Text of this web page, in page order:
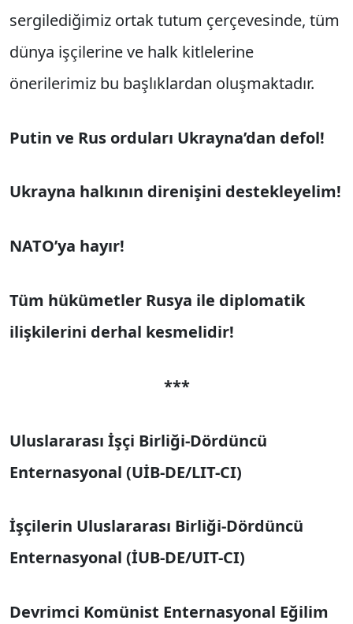
sergilediğimiz ortak tutum çerçevesinde, tüm
dünya işçilerine ve halk kitlelerine
önerilerimiz bu başlıklardan oluşmaktadır.
Putin ve Rus orduları Ukrayna’dan defol!
Ukrayna halkının direnişini destekleyelim!
NATO’ya hayır!
Tüm hükümetler Rusya ile diplomatik
ilişkilerini derhal kesmelidir!
***
Uluslararası İşçi Birliği-Dördüncü
Enternasyonal (UİB-DE/LIT-CI)
İşçilerin Uluslararası Birliği-Dördüncü
Enternasyonal (İUB-DE/UIT-CI)
Devrimci Komünist Enternasyonal Eğilim